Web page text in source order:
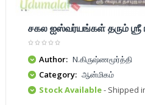
சகல ஐஸ்வர்யங்கள் தரும் ஶ்ரீ
Author: N.கிருஷ்ணமூர்த்தி
Category: ஆன்மிகம்
Stock Available- Shipped